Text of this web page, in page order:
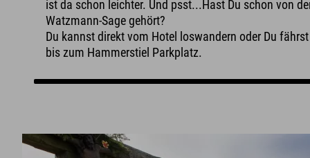
ist da schon leichter. Und psst...Hast Du schon von
Watzmann-Sage gehört?
Du kannst direkt vom Hotel loswandern oder Du fährst
bis zum Hammerstiel Parkplatz.